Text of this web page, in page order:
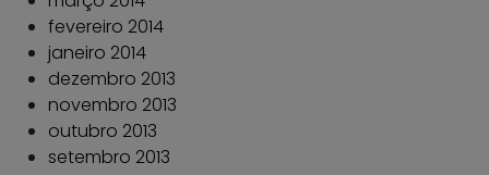
fevereiro 2014
janeiro 2014
dezembro 2013
novembro 2013
outubro 2013
setembro 2013